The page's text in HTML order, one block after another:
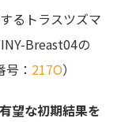
るトラスツズマ
Breast04の
： 217O）
望な初期結果を